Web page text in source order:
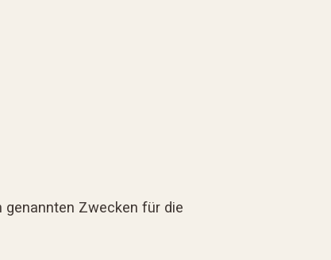
genannten Zwecken für die